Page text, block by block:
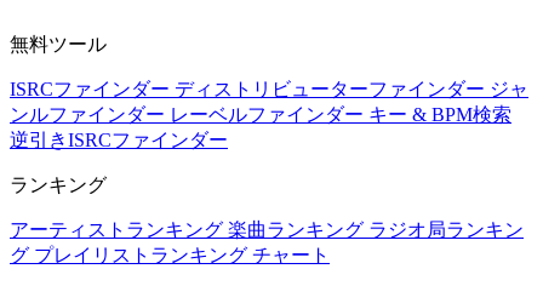
無料ツール
ISRCファインダー ディストリビューターファインダー ジャ
ンルファインダー レーベルファインダー キー & BPM検索
逆引きISRCファインダー
ランキング
アーティストランキング 楽曲ランキング ラジオ局ランキン
グ プレイリストランキング チャート